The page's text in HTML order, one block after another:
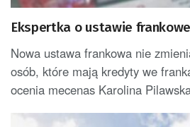
Ekspertka o ustawie
Nowa ustawa frankowa nie
osób, które mają kredyty we
ocenia mecenas Karolina